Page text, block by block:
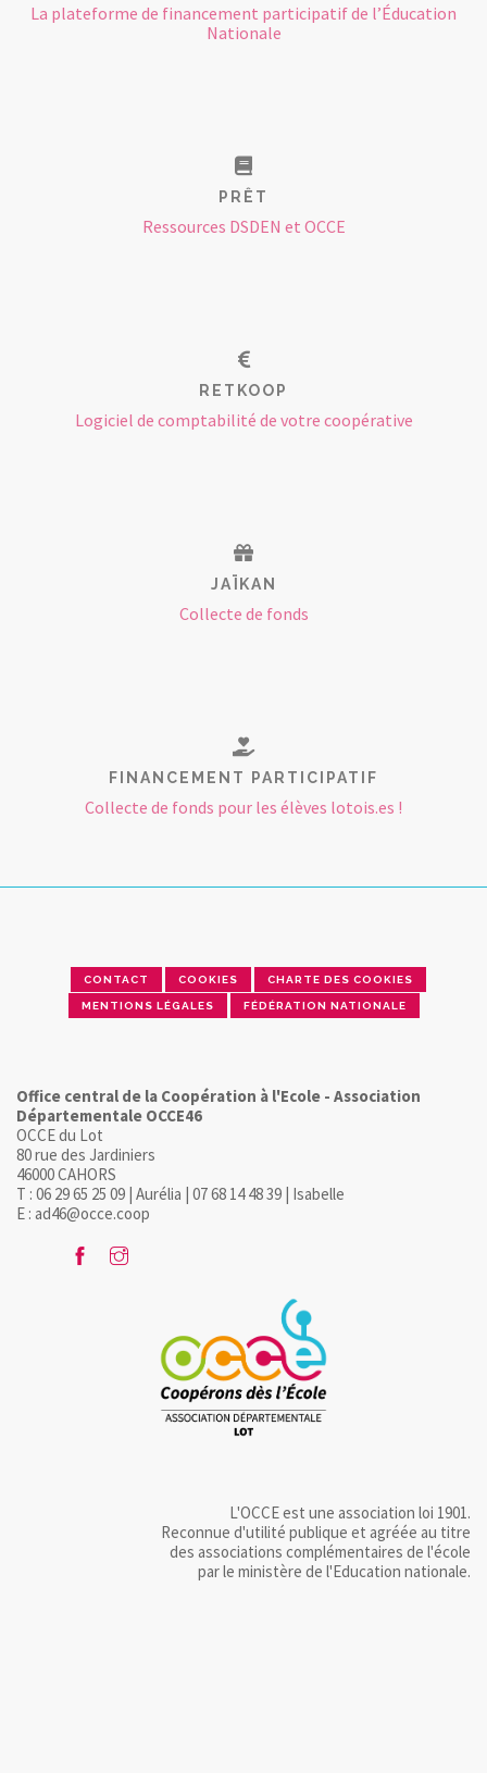
La plateforme de financement participatif de l’Éducation
Nationale
PRÊT
Ressources DSDEN et OCCE
RETKOOP
Logiciel de comptabilité de votre coopérative
JAÏKAN
Collecte de fonds
FINANCEMENT PARTICIPATIF
Collecte de fonds pour les élèves lotois.es !
CONTACT COOKIES CHARTE DES COOKIES
MENTIONS LÉGALES FÉDÉRATION NATIONALE
Office central de la Coopération à l'Ecole - Association
Départementale OCCE46
OCCE du Lot
80 rue des Jardiniers
46000 CAHORS
T : 06 29 65 25 09 | Aurélia | 07 68 14 48 39 | Isabelle
E : ad46@occe.coop
L'OCCE est une association loi 1901.
Reconnue d'utilité publique et agréée au titre
des associations complémentaires de l'école
par le ministère de l'Education nationale.